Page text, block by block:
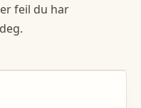
feil du har